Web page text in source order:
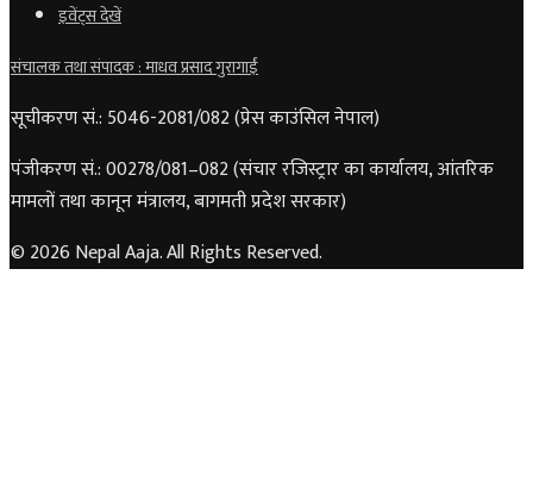
इवेंट्स देखें
संचालक तथा संपादक : माधव प्रसाद गुरागाईं
सूचीकरण सं.: 5046-2081/082 (प्रेस काउंसिल नेपाल)
पंजीकरण सं.: 00278/081–082 (संचार रजिस्ट्रार का कार्यालय, आंतरिक
मामलों तथा कानून मंत्रालय, बागमती प्रदेश सरकार)
© 2026 Nepal Aaja. All Rights Reserved.